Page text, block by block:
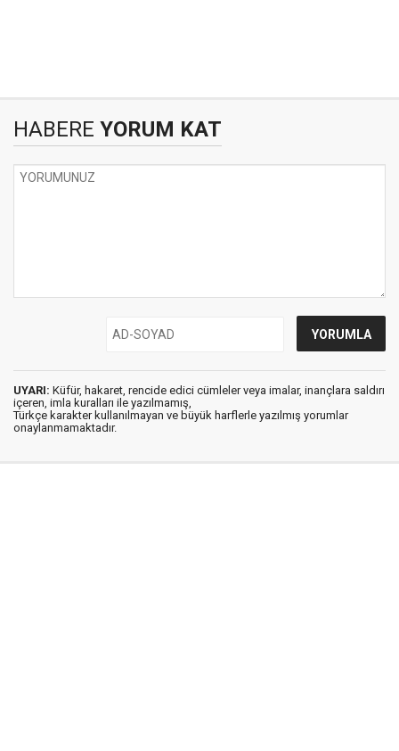
HABERE YORUM KAT
UYARI: Küfür, hakaret, rencide edici cümleler veya imalar, inançlara saldırı
içeren, imla kuralları ile yazılmamış,
Türkçe karakter kullanılmayan ve büyük harflerle yazılmış yorumlar
onaylanmamaktadır.